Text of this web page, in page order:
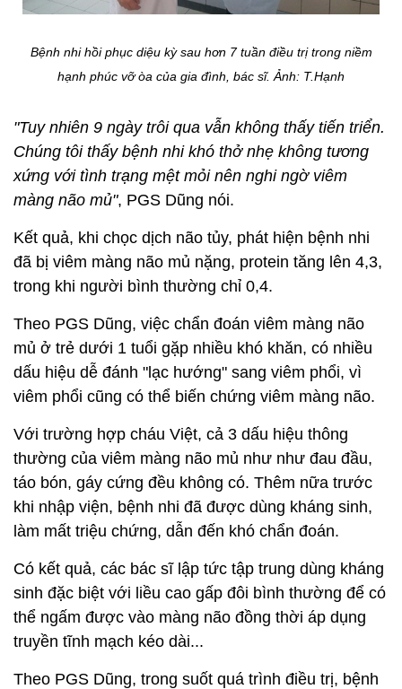
Bệnh nhi hồi phục diệu kỳ sau hơn 7 tuần điều trị trong niềm
hạnh phúc vỡ òa của gia đình, bác sĩ. Ảnh: T.Hạnh
"Tuy nhiên 9 ngày trôi qua vẫn không thấy tiến triển.
Chúng tôi thấy bệnh nhi khó thở nhẹ không tương
xứng với tình trạng mệt mỏi nên nghi ngờ viêm
màng não mủ", PGS Dũng nói.
Kết quả, khi chọc dịch não tủy, phát hiện bệnh nhi
đã bị viêm màng não mủ nặng, protein tăng lên 4,3,
trong khi người bình thường chỉ 0,4.
Theo PGS Dũng, việc chẩn đoán viêm màng não
mủ ở trẻ dưới 1 tuổi gặp nhiều khó khăn, có nhiều
dấu hiệu dễ đánh "lạc hướng" sang viêm phổi, vì
viêm phổi cũng có thể biến chứng viêm màng não.
Với trường hợp cháu Việt, cả 3 dấu hiệu thông
thường của viêm màng não mủ như như đau đầu,
táo bón, gáy cứng đều không có. Thêm nữa trước
khi nhập viện, bệnh nhi đã được dùng kháng sinh,
làm mất triệu chứng, dẫn đến khó chẩn đoán.
Có kết quả, các bác sĩ lập tức tập trung dùng kháng
sinh đặc biệt với liều cao gấp đôi bình thường để có
thể ngấm được vào màng não đồng thời áp dụng
truyền tĩnh mạch kéo dài...
Theo PGS Dũng, trong suốt quá trình điều trị, bệnh